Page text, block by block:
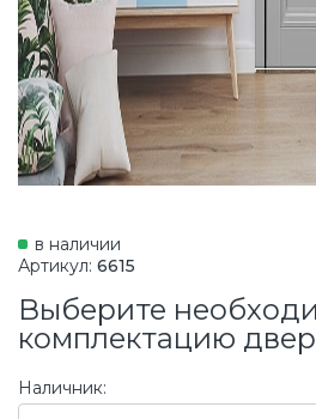
в наличии
Артикул: 6615
Выберите
комплектацию
Наличник: